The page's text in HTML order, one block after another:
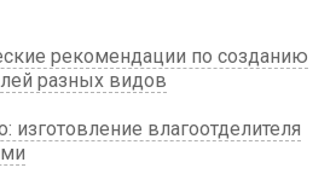
рекомендации по созданию
разных видов
изготовление влагоотделителя